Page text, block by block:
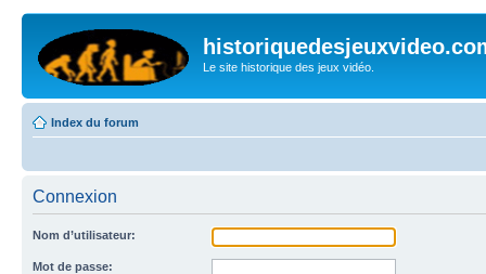
Le site historique des jeux vidéo.
Index du forum
Connexion
Nom d’utilisateur:
Mot de passe: